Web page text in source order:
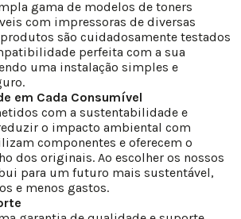
gama de modelos de toners
com impressoras de diversas
produtos são cuidadosamente testados
perfeita com a sua
uma instalação simples e
em Cada Consumível
com a sustentabilidade e
o impacto ambiental com
componentes e oferecem o
dos originais. Ao escolher os nossos
para um futuro mais sustentável,
e menos gastos.